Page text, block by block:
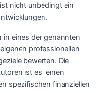
nicht unbedingt ein
in eines der genannten
professionellen
bewerten. Die
ist es, einen
spezifischen finanziellen